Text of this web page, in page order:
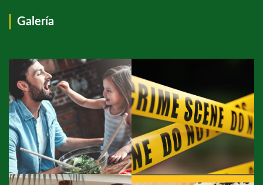
Galería